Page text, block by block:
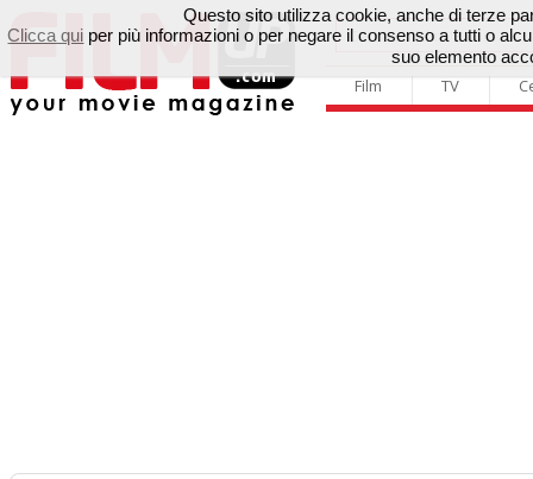
Film TV
Questo sito utilizza cookie, anche di terze
Clicca qui per più informazioni o per negare il consenso a tutti o
suo elemento